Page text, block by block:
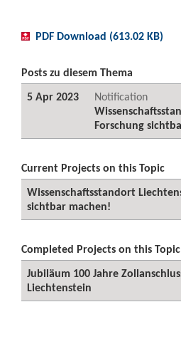
PDF Download (613.02 KB)
Posts zu diesem Thema
5 Apr 2023
Notification
Forschung
Current Projects on this Topic
Wissenschaftsstandort
sichtbar machen!
Completed Projects on this Topic
Jubiläum 100 Jahre
Liechtenstein